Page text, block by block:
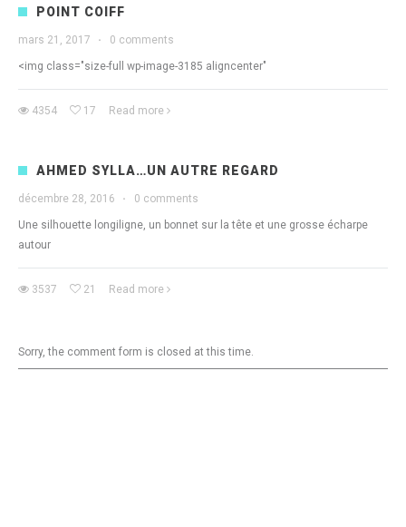
POINT COIFF
mars 21, 2017 · 0 comments
<img class="size-full wp-image-3185 aligncenter"
4354 17 Read more
AHMED SYLLA…UN AUTRE REGARD
décembre 28, 2016 · 0 comments
Une silhouette longiligne, un bonnet sur la tête et une grosse écharpe
autour
3537 21 Read more
Sorry, the comment form is closed at this time.